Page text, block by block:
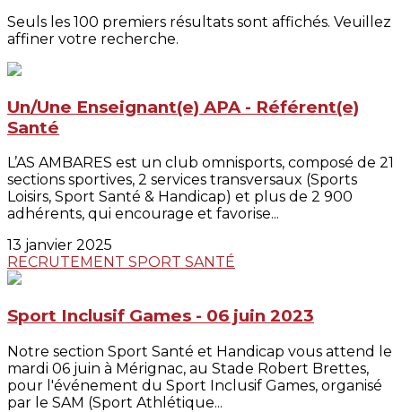
Seuls les 100 premiers résultats sont affichés. Veuillez
affiner votre recherche.
Un/Une Enseignant(e) APA - Référent(e)
Santé
L’AS AMBARES est un club omnisports, composé de 21
sections sportives, 2 services transversaux (Sports
Loisirs, Sport Santé & Handicap) et plus de 2 900
adhérents, qui encourage et favorise...
13 janvier 2025
RECRUTEMENT SPORT SANTÉ
Sport Inclusif Games - 06 juin 2023
Notre section Sport Santé et Handicap vous attend le
mardi 06 juin à Mérignac, au Stade Robert Brettes,
pour l'événement du Sport Inclusif Games, organisé
par le SAM (Sport Athlétique...